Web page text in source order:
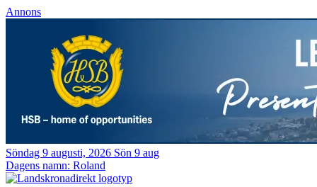
Annons
Söndag 9 augusti, 2026 Sön 9 aug
Dagens namn: Roland